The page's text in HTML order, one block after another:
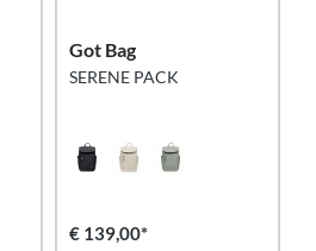
Got Bag
SERENE PACK
€ 139,00*